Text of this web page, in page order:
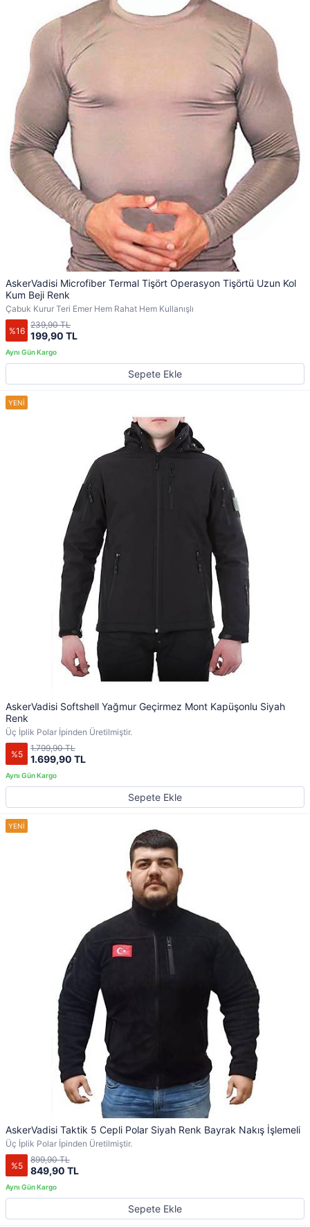
AskerVadisi Microfiber Termal Tişört Operasyon Tişörtü Uzun Kol
Kum Beji Renk
Çabuk Kurur Teri Emer Hem Rahat Hem Kullanışlı
%16 199,90 TL
239,90 TL
Sepete Ekle
AskerVadisi Softshell Yağmur Geçirmez Mont Kapüşonlu Siyah
Renk
Üç İplik Polar İpinden Üretilmiştir.
%5 1.699,90 TL
1.799,90 TL
Sepete Ekle
AskerVadisi Taktik 5 Cepli Polar Siyah Renk Bayrak Nakış İşlemeli
Üç İplik Polar İpinden Üretilmiştir.
%5 849,90 TL
899,90 TL
Sepete Ekle